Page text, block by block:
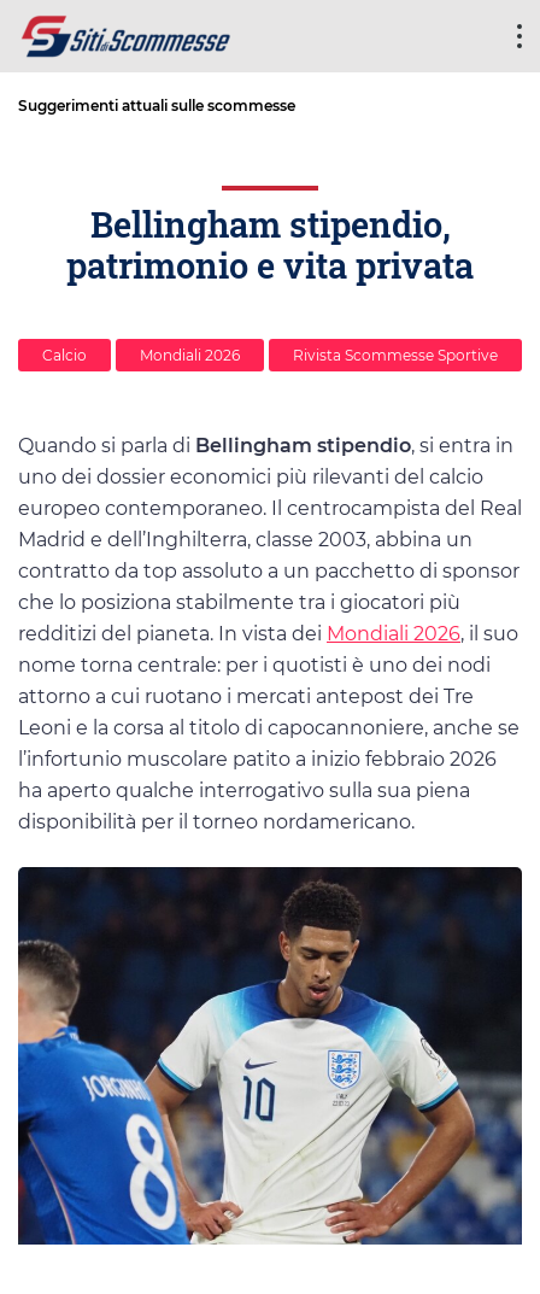
Suggerimenti attuali sulle scommesse
Bellingham stipendio,
patrimonio e vita privata
Calcio Mondiali 2026 Rivista Scommesse Sportive
Quando si parla di Bellingham stipendio, si entra in
uno dei dossier economici più rilevanti del calcio
europeo contemporaneo. Il centrocampista del Real
Madrid e dell’Inghilterra, classe 2003, abbina un
contratto da top assoluto a un pacchetto di sponsor
che lo posiziona stabilmente tra i giocatori più
redditizi del pianeta. In vista dei Mondiali 2026, il suo
nome torna centrale: per i quotisti è uno dei nodi
attorno a cui ruotano i mercati antepost dei Tre
Leoni e la corsa al titolo di capocannoniere, anche se
l’infortunio muscolare patito a inizio febbraio 2026
ha aperto qualche interrogativo sulla sua piena
disponibilità per il torneo nordamericano.